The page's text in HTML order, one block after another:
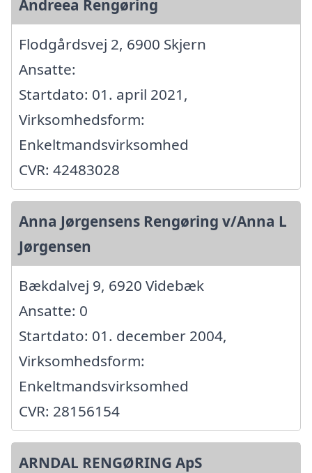
Andreea Rengøring
Flodgårdsvej 2, 6900 Skjern
Ansatte:
Startdato: 01. april 2021,
Virksomhedsform:
Enkeltmandsvirksomhed
CVR: 42483028
Anna Jørgensens Rengøring v/Anna L
Jørgensen
Bækdalvej 9, 6920 Videbæk
Ansatte: 0
Startdato: 01. december 2004,
Virksomhedsform:
Enkeltmandsvirksomhed
CVR: 28156154
ARNDAL RENGØRING ApS